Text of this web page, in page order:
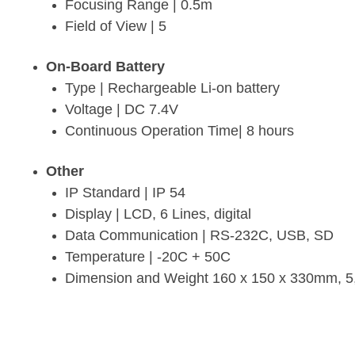
Focusing Range | 0.5m
Field of View | 5
On-Board Battery
Type | Rechargeable Li-on battery
Voltage | DC 7.4V
Continuous Operation Time| 8 hours
Other
IP Standard | IP 54
Display | LCD, 6 Lines, digital
Data Communication | RS-232C, USB, SD
Temperature | -20C + 50C
Dimension and Weight 160 x 150 x 330mm,